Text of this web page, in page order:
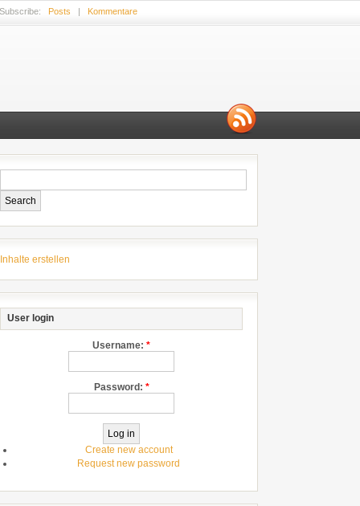
Subscribe: Posts | Kommentare
Inhalte erstellen
User login
Username: *
Password: *
Create new account
Request new password